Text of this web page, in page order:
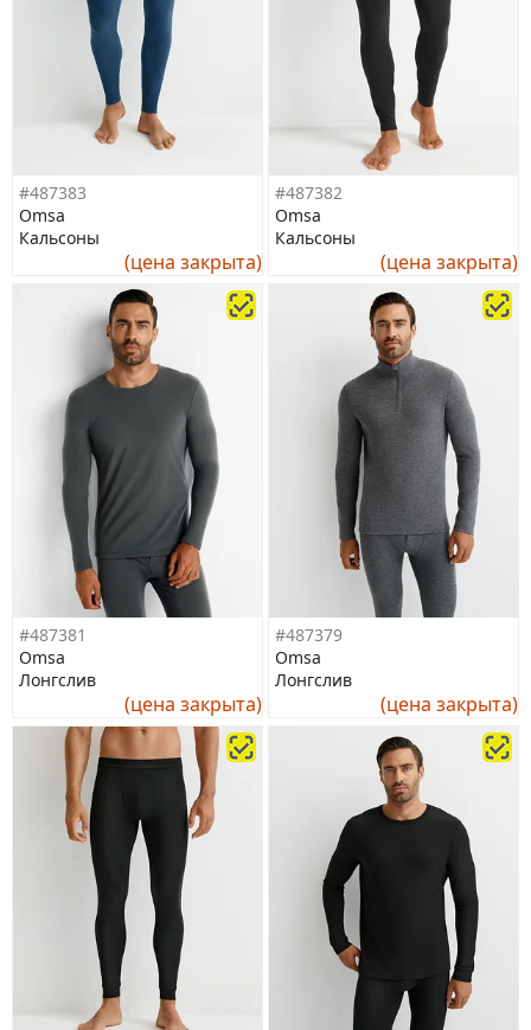
#487383
Omsa
Кальсоны
(цена закрыта)
#487382
Omsa
Кальсоны
(цена закрыта)
#487381
Omsa
Лонгслив
(цена закрыта)
#487379
Omsa
Лонгслив
(цена закрыта)